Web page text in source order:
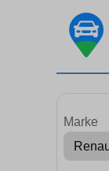
Marke